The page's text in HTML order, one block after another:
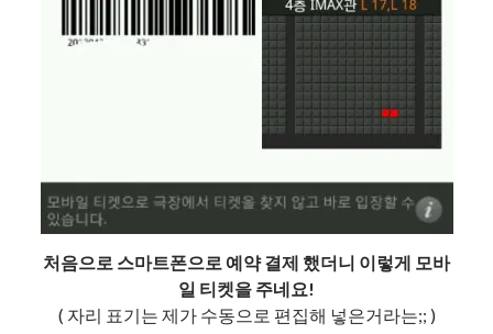
처음으로 스마트폰으로 예약 결제 했더니 이렇게 모바
일 티켓을 주네요!
( 자리 표기는 제가 수동으로 편집해 넣은거라는;; )